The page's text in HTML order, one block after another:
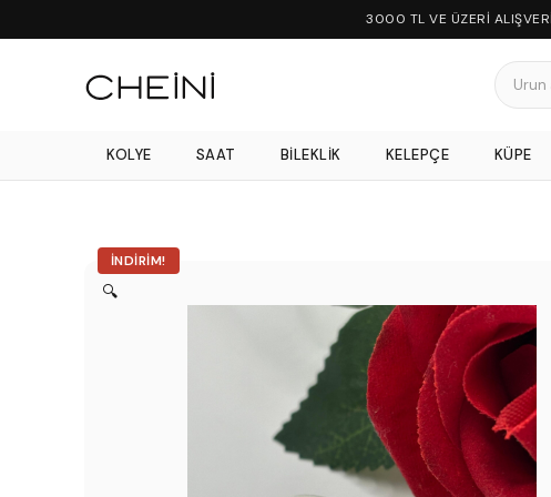
3000 TL VE ÜZERİ
KOLYE SAAT BILEKLIK KELEPÇE KÜPE
İNDIRIM!
🔍